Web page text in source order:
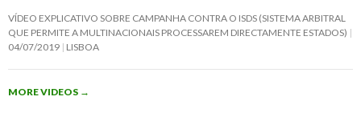
VÍDEO EXPLICATIVO SOBRE CAMPANHA CONTRA O ISDS (SISTEMA ARBITRAL
QUE PERMITE A MULTINACIONAIS PROCESSAREM DIRECTAMENTE ESTADOS)
04/07/2019 LISBOA
MORE VIDEOS →